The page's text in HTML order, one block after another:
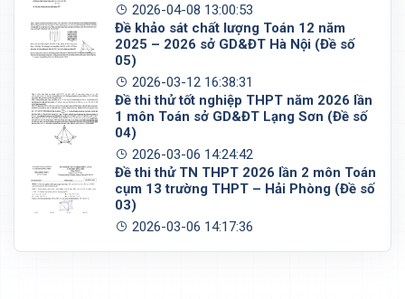
2026-04-08 13:00:53
Đề khảo sát chất lượng Toán 12 năm
2025 – 2026 sở GD&ĐT Hà Nội (Đề số
05)
2026-03-12 16:38:31
Đề thi thử tốt nghiệp THPT năm 2026 lần
1 môn Toán sở GD&ĐT Lạng Sơn (Đề số
04)
2026-03-06 14:24:42
Đề thi thử TN THPT 2026 lần 2 môn Toán
cụm 13 trường THPT – Hải Phòng (Đề số
03)
2026-03-06 14:17:36